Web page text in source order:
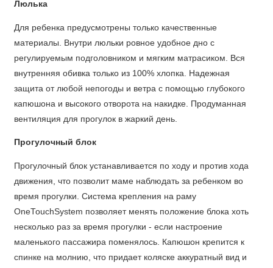
Люлька
Для ребенка предусмотрены только качественные
материалы. Внутри люльки ровное удобное дно с
регулируемым подголовником и мягким матрасиком. Вся
внутренняя обивка только из 100% хлопка. Надежная
защита от любой непогоды и ветра с помощью глубокого
капюшона и высокого отворота на накидке. Продуманная
вентиляция для прогулок в жаркий день.
Прогулочный блок
Прогулочный блок устанавливается по ходу и против хода
движения, что позволит маме наблюдать за ребенком во
время прогулки. Система крепления на раму
OneTouchSystem позволяет менять положение блока хоть
несколько раз за время прогулки - если настроение
маленького пассажира поменялось. Капюшон крепится к
спинке на молнию, что придает коляске аккуратный вид и